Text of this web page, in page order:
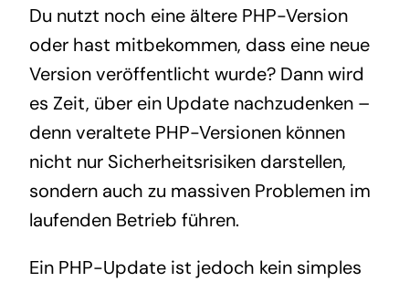
Du nutzt noch eine ältere PHP-Version
oder hast mitbekommen, dass eine neue
Version veröffentlicht wurde? Dann wird
es Zeit, über ein Update nachzudenken –
denn veraltete PHP-Versionen können
nicht nur Sicherheitsrisiken darstellen,
sondern auch zu massiven Problemen im
laufenden Betrieb führen.
Ein PHP-Update ist jedoch kein simples